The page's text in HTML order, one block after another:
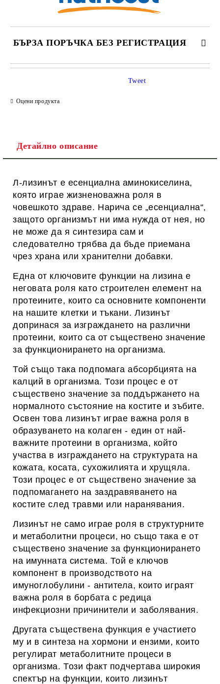
БЪРЗА ПОРЪЧКА БЕЗ РЕГИСТРАЦИЯ
САМО ПОПЪЛНЕТЕ 1 ПОЛЕ
Ние ще се свържем с вас в рамките на работния ден.
Оцени продукта
Tweet
Детайлно описание
Л-лизинът е есенциална аминокиселина,
която играе жизненоважна роля в
човешкото здраве. Нарича се „есенциална“,
защото организмът ни има нужда от нея, но
не може да я синтезира сам и
следователно трябва да бъде приемана
чрез храна или хранителни добавки.
Една от ключовите функции на лизина е
неговата роля като строителен елемент на
протеините, които са основните компоненти
на нашите клетки и тъкани. Лизинът
допринася за изграждането на различни
протеини, които са от съществено значение
за функционирането на организма.
Той също така подпомага абсорбцията на
калций в организма. Този процес е от
съществено значение за поддържането на
нормалното състояние на костите и зъбите.
Освен това лизинът играе важна роля в
образуването на колаген - един от най-
важните протеини в организма, който
участва в изграждането на структурата на
кожата, косата, сухожилията и хрущяла.
Този процес е от съществено значение за
подпомагането на заздравяването на
костите след травми или наранявания.
Лизинът не само играе роля в структурните
и метаболитни процеси, но също така е от
съществено значение за функционирането
на имунната система. Той е ключов
компонент в производството на
имуноглобулини - антитела, които играят
важна роля в борбата с редица
инфекциозни причинители и заболявания.
Другата съществена функция е участието
му и в синтеза на хормони и ензими, които
регулират метаболитните процеси в
организма. Този факт подчертава широкия
спектър на функции, които лизинът